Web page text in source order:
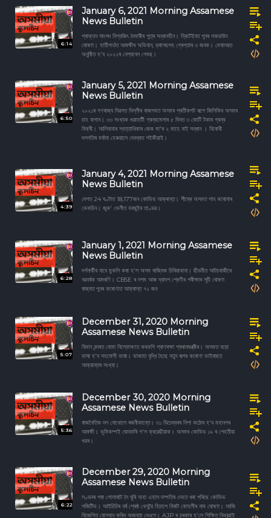
6:14
January 6, 2021 Morning Assamese
News Bulletin
প্ৰাক্তন সাংসদ বিশ্বজিৎ দৈমাৰীৰ পুত্ৰ সন্ধানহীন। ব্ৰিটেইনত পুনৰ লকডাউন
ঘোষণা। হাতীগাওঁত আৰক্ষীৰ অভিযান, ড্ৰাগছসহ গ্ৰেপ্তাৰ ৩ জনক। মেঘালয়ত
অনুষ্ঠিত হ'ব ২০২২ৰ নেশ্যনেল গেমছ।
6:50
January 5, 2021 Morning Assamese
News Bulletin
২০২১ৰ গণৰাজ্য দিৱসত দিল্লীৰ ৰাজপথত অসমৰ প্ৰতীকপট ৰূপে জিলিকিব অসমৰ
চাহ বাগান। ৩৩ সংখ্যক গুৱাহাটী গ্ৰন্থমেলাৰ ৫ দিনত ৩ কোটি টকাৰ গ্ৰন্থ
বিক্ৰী। আলিবাবাৰ স্বত্তাধিকাৰ জেক মা'ৰ ২ মাহে নাই সন্ধান । বিৰোধী
দলপতিৰ মৰ্যাদা হেৰুৱালে দেবব্ৰত শইকীয়াই।
4:39
January 4, 2021 Morning Assamese
News Bulletin
দেশত 24 ঘণ্টাত 18,177জন কোভিড আক্ৰান্ত। শীঘ্ৰে অসমত পাব কৰোনাৰ
ভেকচিন। জুক' ভেলীত বনজুইৰ তাণ্ডৱ।
6:28
January 1, 2021 Morning Assamese
News Bulletin
দৰ্শনাৰ্থীৰ বাবে মুকলি কৰা হ'ল অসম ৰাজ্যিক চিৰিয়াখানা। ছীডনীত আটচবাজীৰে
নৱবৰ্ষক আদৰণি। CBSE ৰ দশম আৰু দ্বাদশ শ্ৰেণীৰ পৰীক্ষাৰ সূচী ঘোষণা
ৰাজ্যত পুনৰ কৰোণাত আক্ৰান্ত ৭২ জন
5:07
December 31, 2020 Morning
Assamese News Bulletin
বিমান বন্দৰত বোমা বিস্ফোৰণত কথমপি প্ৰাণৰক্ষা প্ৰধানমন্ত্ৰীৰ। অসমত বড়ো
ভাষা হ'ব সহযোগী ভাষা। ভাৰতত বৃদ্ধি হৈছে নতুন ৰূপৰ কৰোণা ভাইৰাছত
আক্রান্তৰ সংখ্যা।
5:36
December 30, 2020 Morning
Assamese News Bulletin
ৰাজনৈতিক দল নোখোলে ৰজনীকান্তে। ৩১ ডিচেম্বৰৰ নিশা কঠোৰ হ'ব মহানগৰ
আৰক্ষী। ভূমিকম্পই জোকাৰি গ'ল ক্ৰৱেছীয়াক। অসমৰ কোভিড ১৯ ৰ শেহতীয়া
খৱৰ।
6:22
December 29, 2020 Morning
Assamese News Bulletin
লণ্ডনৰ পৰা গোলাঘাট লৈ ঘূৰি অহা এহাল দম্পতিৰ দেহত ধৰা পৰিছে কোভিড
পজিটিভ। আইচিচিৰ বৰ্ষ শ্ৰেষ্ঠ খেলুৱৈ হিচাপে বিৰাট কোহলীৰ নাম ঘোষণা। আজি
বিজেপিত যোগদান কৰিব অজন্তা নেওগে। AJP ৰ চৰকাৰ হ'লে শিক্ষিত নিবনুৱাই